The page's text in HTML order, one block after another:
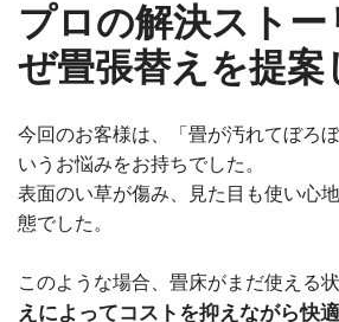
プロの解決ストー
ぜ畳張替えを提案
今回のお客様は、「畳が汚れてぼろ
いうお悩みをお持ちでした。
表面のい草が傷み、見た目も使い心
態でした。
このような場合、畳床がまだ使える状
えによってコストを抑えながら快